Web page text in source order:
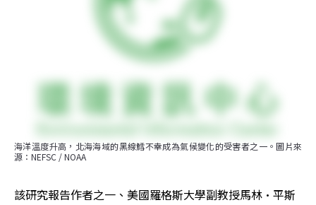
海洋溫度升高，北海海域的黑線鱈不幸成為氣候變化的受害者之一。圖片來
源：NEFSC / NOAA
該研究報告作者之一、美國羅格斯大學副教授馬林·平斯